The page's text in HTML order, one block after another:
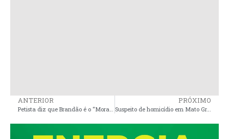
ANTERIOR
Petista diz que Brandão é o “Moral da Baixada”
PRÓXIMO
Suspeito de homicídio em Mato Grosso e feminicídio na cidade de Pedro do Rosário/MA, é preso